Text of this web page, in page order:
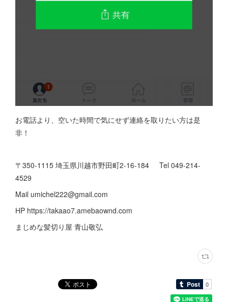
お電話より、空いた時間で気にせず連絡を取りたい方は是
非！
〒350-1115 埼玉県川越市野田町2-16-184 Tel 049-214-
4529
Mail umichel222@gmail.com
HP https://takaao7.amebaownd.com
まじめな髪切り屋 青山敬弘